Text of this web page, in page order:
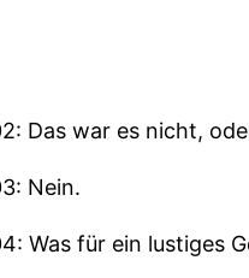
Das war es nicht,
Nein.
Was für ein lustiges